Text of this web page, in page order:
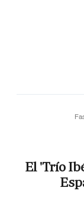
El 'Trío